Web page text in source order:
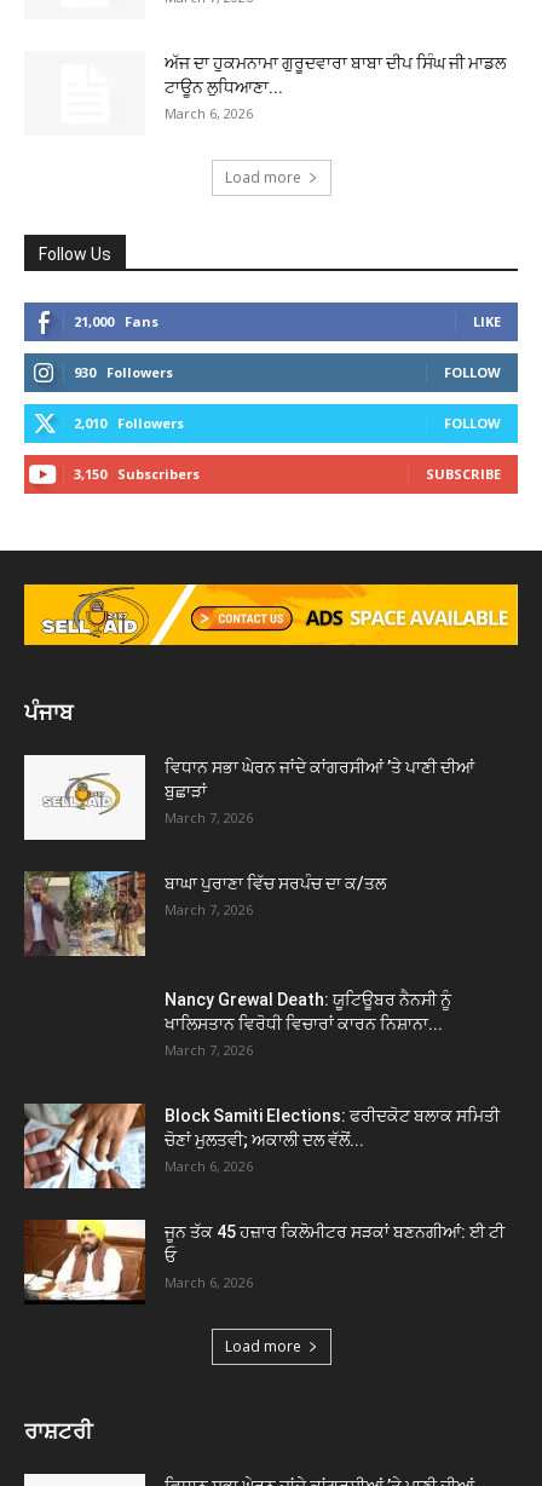
ਅੱਜ ਦਾ ਹੁਕਮਨਾਮਾ ਗੁਰੂਦਵਾਰਾ ਬਾਬਾ ਦੀਪ ਸਿੰਘ ਜੀ ਮਾਡਲ
ਟਾਊਨ ਲੁਧਿਆਣਾ...
March 6, 2026
Load more
Follow Us
21,000 Fans LIKE
930 Followers FOLLOW
2,010 Followers FOLLOW
3,150 Subscribers SUBSCRIBE
ਪੰਜਾਬ
ਵਿਧਾਨ ਸਭਾ ਘੇਰਨ ਜਾਂਦੇ ਕਾਂਗਰਸੀਆਂ ’ਤੇ ਪਾਣੀ ਦੀਆਂ
ਬੁਛਾੜਾਂ
March 7, 2026
ਬਾਘਾ ਪੁਰਾਣਾ ਵਿੱਚ ਸਰਪੰਚ ਦਾ ਕ/ਤਲ
March 7, 2026
Nancy Grewal Death: ਯੂਟਿਊਬਰ ਨੈਨਸੀ ਨੂੰ
ਖਾਲਿਸਤਾਨ ਵਿਰੋਧੀ ਵਿਚਾਰਾਂ ਕਾਰਨ ਨਿਸ਼ਾਨਾ...
March 7, 2026
Block Samiti Elections: ਫਰੀਦਕੋਟ ਬਲਾਕ ਸਮਿਤੀ
ਚੋਣਾਂ ਮੁਲਤਵੀ; ਅਕਾਲੀ ਦਲ ਵੱਲੋਂ...
March 6, 2026
ਜੂਨ ਤੱਕ 45 ਹਜ਼ਾਰ ਕਿਲੋਮੀਟਰ ਸੜਕਾਂ ਬਣਨਗੀਆਂ: ਈ ਟੀ
ਓ
March 6, 2026
Load more
ਰਾਸ਼ਟਰੀ